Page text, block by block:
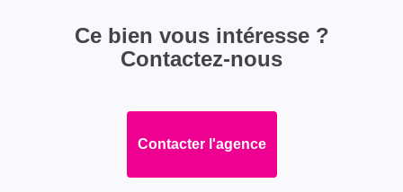
Ce bien vous intéresse ?
Contactez-nous
Contacter l'agence